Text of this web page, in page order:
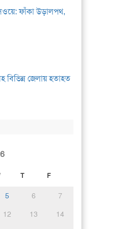
ফাঁকা উড়ালপথ,
বিভিন্ন জেলায় হতাহত
T F
5 6
7
12 13
14